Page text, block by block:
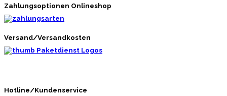
Zahlungsoptionen Onlineshop
Versand/Versandkosten
Hotline/Kundenservice